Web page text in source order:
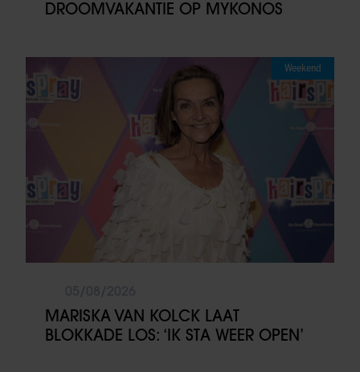
DROOMVAKANTIE OP MYKONOS
Weekend
MARISKA VAN KOLCK LAAT
BLOKKADE LOS: ‘IK STA WEER OPEN’